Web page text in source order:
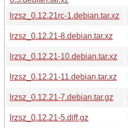
lrzsz_0.12.21rc-1.debian.tar.xz
lrzsz_0.12.21-8.debian.tar.xz
lrzsz_0.12.21-10.debian.tar.xz
lrzsz_0.12.21-11.debian.tar.xz
lrzsz_0.12.21-7.debian.tar.gz
lrzsz_0.12.21-5.diff.gz